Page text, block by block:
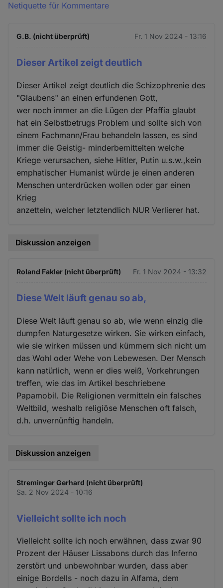
Netiquette für Kommentare
G.B. (nicht überprüft) Fr. 1 Nov 2024 - 13:16
Dieser Artikel zeigt deutlich
Dieser Artikel zeigt deutlich die Schizophrenie des
"Glaubens" an einen erfundenen Gott,
wer noch immer an die Lügen der Pfaffia glaubt
hat ein Selbstbetrugs Problem und sollte sich von
einem Fachmann/Frau behandeln lassen, es sind
immer die Geistig- minderbemittelten welche
Kriege verursachen, siehe Hitler, Putin u.s.w.,kein
emphatischer Humanist würde je einen anderen
Menschen unterdrücken wollen oder gar einen
Krieg
anzetteln, welcher letztendlich NUR Verlierer hat.
Diskussion anzeigen
Roland Fakler (nicht überprüft) Fr. 1 Nov 2024 - 13:32
Diese Welt läuft genau so ab,
Diese Welt läuft genau so ab, wie wenn einzig die
dumpfen Naturgesetze wirken. Sie wirken einfach,
wie sie wirken müssen und kümmern sich nicht um
das Wohl oder Wehe von Lebewesen. Der Mensch
kann natürlich, wenn er dies weiß, Vorkehrungen
treffen, wie das im Artikel beschriebene
Papamobil. Die Religionen vermitteln ein falsches
Weltbild, weshalb religiöse Menschen oft falsch,
d.h. unvernünftig handeln.
Diskussion anzeigen
Streminger Gerhard (nicht überprüft)
Sa. 2 Nov 2024 - 10:16
Vielleicht sollte ich noch
Vielleicht sollte ich noch erwähnen, dass zwar 90
Prozent der Häuser Lissabons durch das Inferno
zerstört und unbewohnbar wurden, dass aber
einige Bordells - noch dazu in Alfama, dem